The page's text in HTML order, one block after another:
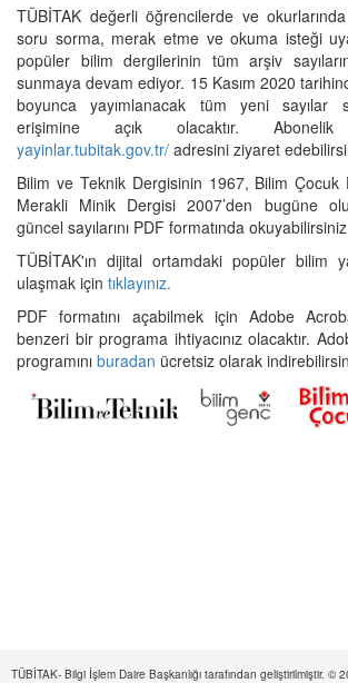
TÜBİTAK değerli öğrencilerde ve
soru sorma, merak etme ve okuma isteği
popüler bilim dergilerinin tüm arşiv
sunmaya devam ediyor. 15 Kasım 2020
boyunca yayımlanacak tüm yeni sayılar
erişimine açık olacaktır.
yayinlar.tubitak.gov.tr/ adresini ziyaret
Bilim ve Teknik Dergisinin 1967, Bilim
Merakli Minik Dergisi 2007’den bugüne
güncel sayılarını PDF formatında
TÜBİTAK'ın dijital ortamdaki popüler bilim
ulaşmak için tıklayınız.
PDF formatını açabilmek için Adobe
benzeri bir programa ihtiyacınız olacaktır.
programını buradan ücretsiz olarak
TÜBİTAK- Bilgi İşlem Daire Başkanlığı tarafından geliştirilmiştir. ©